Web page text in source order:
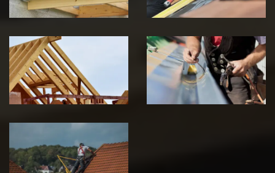
Traitement de
charpente 39
Jura
Travaux de
zinguerie 39
Jura
Urgence fuite
de toiture 39
Jura